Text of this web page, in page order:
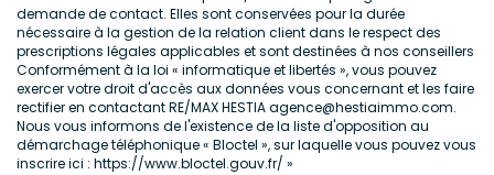
demande de contact. Elles sont conservées pour la durée
nécessaire à la gestion de la relation client dans le respect des
prescriptions légales applicables et sont destinées à nos conseillers
Conformément à la loi « informatique et libertés », vous pouvez
exercer votre droit d'accès aux données vous concernant et les faire
rectifier en contactant RE/MAX HESTIA agence@hestiaimmo.com.
Nous vous informons de l'existence de la liste d'opposition au
démarchage téléphonique « Bloctel », sur laquelle vous pouvez vous
inscrire ici : https://www.bloctel.gouv.fr/ »